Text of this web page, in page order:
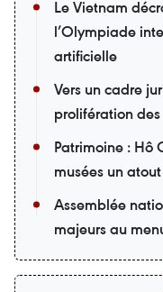
Le Vietnam
l’Olympiade
artificielle
Vers un cadre
prolifération
Patrimoine : Hô
musées un
Assemblée
majeurs au